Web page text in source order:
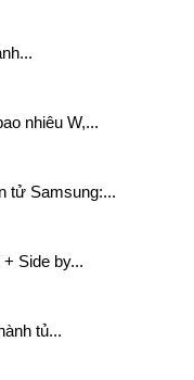
nhiêu W,...
tử Samsung:...
Side by...
tủ...